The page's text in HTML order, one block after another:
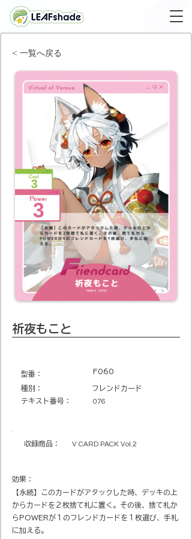
祈夜もこと
​型番​： F060
種別：
フレンドカード
テキスト番号​：
076
収録商品​： V CARD PACK Vol.2
効果：
【永続】このカードがアタックした時、デッキの上
からカードを２枚捨て札に置く。その後、捨て札か
らPOWERが１のフレンドカードを１枚選び、手札
に加える。
< 一覧へ戻る